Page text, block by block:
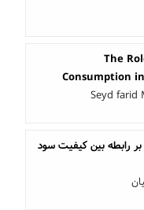
The
Consumption
Seyd farid
رابطه بین کیفیت سود